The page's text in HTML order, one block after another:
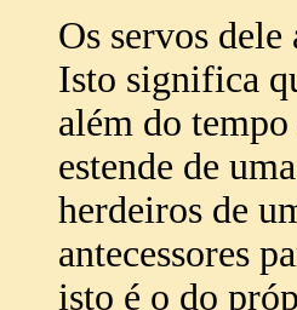
Os servos
Isto significa
além do
estende de
herdeiros de
antecessores
isto é o do